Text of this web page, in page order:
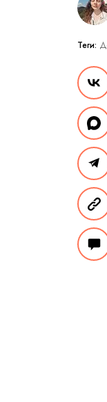
Теги: